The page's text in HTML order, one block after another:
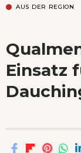
AUS DER REGION
Einsatz